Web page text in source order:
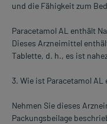
und die Fähigkeit zum
Paracetamol AL enthält
Dieses Arzneimittel
Tablette, d. h., es ist
3. Wie ist Paracetamol AL
Nehmen Sie dieses
Packungsbeilage